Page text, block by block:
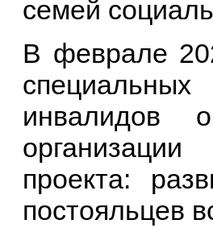
семей
В феврале
инвалидов
проекта:
постояльцев